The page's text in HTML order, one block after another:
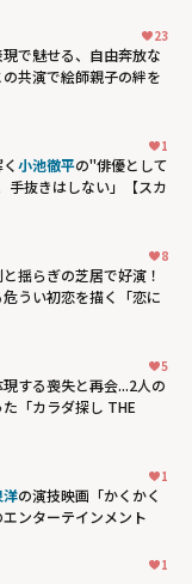
23
で魅せる、自由奔放な
の共演で絵師親子の絆を
1
小池徹平の"俳優として
手抜きはしない」【スカ
8
揺らぎの芝居で好演！
うい初恋を描く「恋に
5
する喪失と再会...2人の
「カラダ探し THE
1
洋の演技――映画「かくかく
ンターテインメント
1